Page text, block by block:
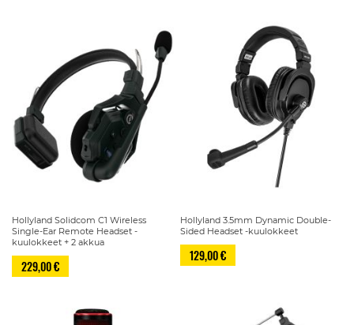
Hollyland Solidcom C1 Wireless
Single-Ear Remote Headset -
kuulokkeet + 2 akkua
229,00 €
Hollyland 3.5mm Dynamic Double-
Sided Headset -kuulokkeet
129,00 €